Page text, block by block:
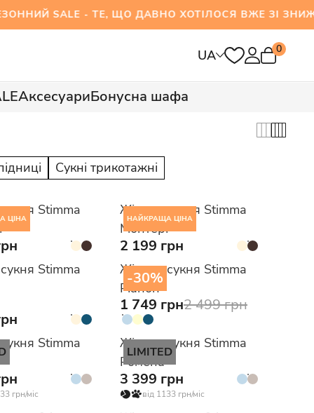
- ТЕ, ЩО ДАВНО ХОТІЛОСЯ ВЖЕ ЗІ
UA 0
АксесуариБонусна шафа
Сукні трикотажні
ЦІНА
Stimma
НАЙКРАЩА ЦІНА
Жіноча сукня Stimma
Монтері
2 199 грн
Stimma
-30%
Жіноча сукня Stimma
Ріанон
1 749 грн2 499 грн
Stimma
грн/міс
LIMITED
Жіноча сукня Stimma
Ромена
3 399 грн
від 1133 грн/міс